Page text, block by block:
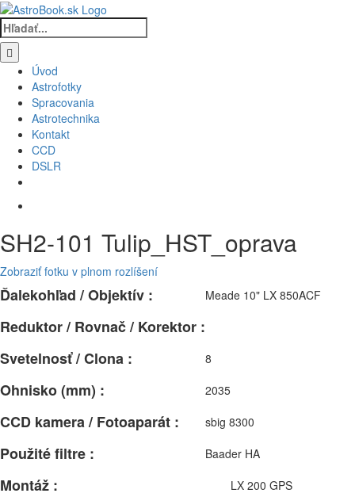
Skip
to
content
Hľadať:
Úvod
Astrofotky
Spracovania
Astrotechnika
Kontakt
CCD
DSLR
SH2-101 Tulip_HST_oprava
Zobraziť fotku v plnom rozlíšení
Ďalekohľad / Objektív : Meade 10" LX 850ACF
Reduktor / Rovnač / Korektor :
Svetelnosť / Clona :
8
Ohnisko (mm) : 2035
CCD kamera / Fotoaparát : sbig 8300
Použité filtre : Baader HA
Montáž : LX 200 GPS